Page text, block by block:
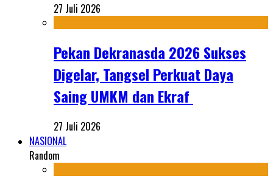
27 Juli 2026
Pekan Dekranasda 2026 Sukses
Digelar, Tangsel Perkuat Daya
Saing UMKM dan Ekraf
27 Juli 2026
NASIONAL
Random